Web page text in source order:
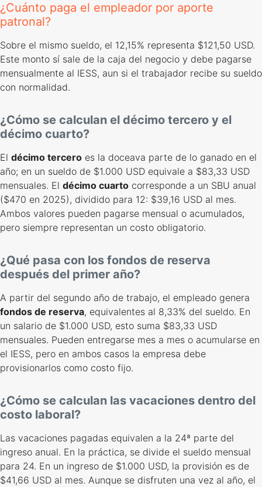
¿Cuánto paga el empleador por aporte
patronal?
Sobre el mismo sueldo, el 12,15% representa $121,50 USD.
Este monto sí sale de la caja del negocio y debe pagarse
mensualmente al IESS, aun si el trabajador recibe su sueldo
con normalidad.
¿Cómo se calculan el décimo tercero y el
décimo cuarto?
El décimo tercero es la doceava parte de lo ganado en el
año; en un sueldo de $1.000 USD equivale a $83,33 USD
mensuales. El décimo cuarto corresponde a un SBU anual
($470 en 2025), dividido para 12: $39,16 USD al mes.
Ambos valores pueden pagarse mensual o acumulados,
pero siempre representan un costo obligatorio.
¿Qué pasa con los fondos de reserva
después del primer año?
A partir del segundo año de trabajo, el empleado genera
fondos de reserva, equivalentes al 8,33% del sueldo. En
un salario de $1.000 USD, esto suma $83,33 USD
mensuales. Pueden entregarse mes a mes o acumularse en
el IESS, pero en ambos casos la empresa debe
provisionarlos como costo fijo.
¿Cómo se calculan las vacaciones dentro del
costo laboral?
Las vacaciones pagadas equivalen a la 24ª parte del
ingreso anual. En la práctica, se divide el sueldo mensual
para 24. En un ingreso de $1.000 USD, la provisión es de
$41,66 USD al mes. Aunque se disfruten una vez al año, el